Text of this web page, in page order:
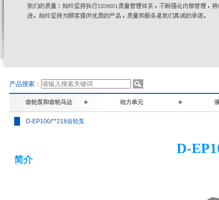
产品搜索：
齿轮泵和齿轮马达 动力单元
D-EP100/**218齿轮泵
D-
简介